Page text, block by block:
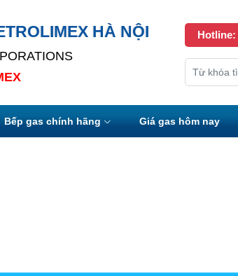
HÀ NỘI Hotline:
Bếp gas chính hãng Giá gas hôm nay